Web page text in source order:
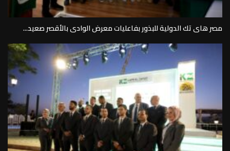
مصر هاى تك الدولية للبذور بفاعليات معرض الوادى بالأقصر صعيد...